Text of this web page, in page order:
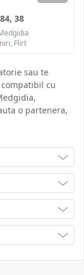
38
Flirt
sau te
cu
o partenera,